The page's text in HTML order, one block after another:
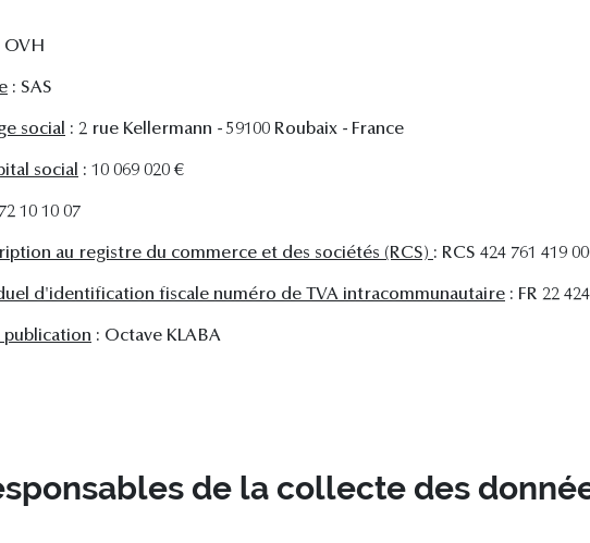
OVH
: SAS
social : 2 rue Kellermann - 59100 Roubaix - France
social : 10 069 020 €
10 10 07
au registre du commerce et des sociétés (RCS) : RCS 424 761 419
d'identification fiscale numéro de TVA intracommunautaire : FR 22
: Octave KLABA
de la collecte des